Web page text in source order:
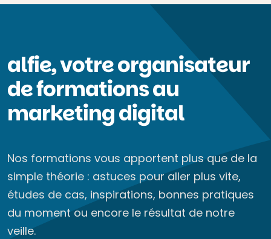
alfie, votre organisateur
de formations au
marketing digital
Nos formations vous apportent plus que de la
simple théorie : astuces pour aller plus vite,
études de cas, inspirations, bonnes pratiques
du moment ou encore le résultat de notre
veille.